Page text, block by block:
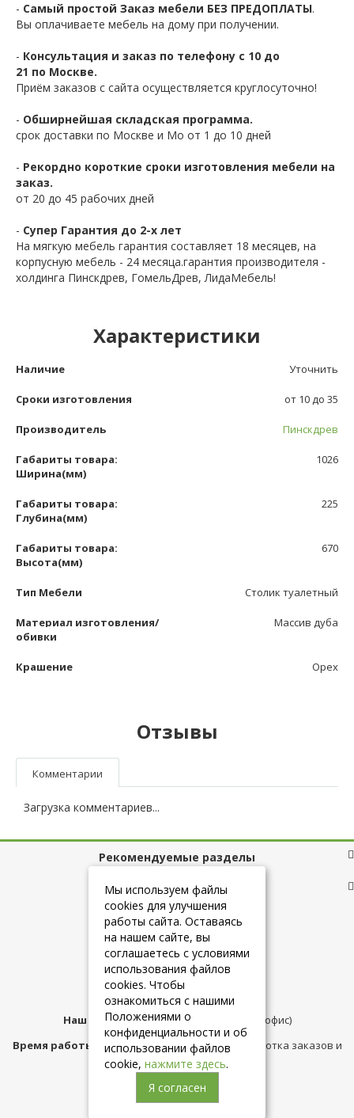
- Самый простой Заказ мебели БЕЗ ПРЕДОПЛАТЫ.
Вы оплачиваете мебель на дому при получении.
- Консультация и заказ по телефону с 10 до
21 по Москве.
Приём заказов с сайта осуществляется круглосуточно!
- Обширнейшая складская программа.
срок доставки по Москве и Мо от 1 до 10 дней
- Рекордно короткие сроки изготовления мебели на
заказ.
от 20 до 45 рабочих дней
- Супер Гарантия до 2-х лет
На мягкую мебель гарантия составляет 18 месяцев, на
корпусную мебель - 24 месяца.гарантия производителя -
холдинга Пинскдрев, ГомельДрев, ЛидаМебель!
Характеристики
Наличие Уточнить
Сроки изготовления от 10 до 35
Производитель Пинскдрев
Габариты товара:
Ширина(мм)
1026
Габариты товара:
Глубина(мм)
225
Габариты товара:
Высота(мм)
670
Тип Мебели Столик туалетный
Материал изготовления/
обивки
Массив дуба
Крашение Орех
Отзывы
Комментарии
Загрузка комментариев...
Рекомендуемые разделы
Полезные ссылки
+7 (925) 084-10-60
Наш адрес:Москва,ул.Плещеева д.12 (офис)
Время работы магазина:с 10:00 до 21:00 (обработка заказов и
консультация)
Мы используем файлы
cookies для улучшения
работы сайта. Оставаясь
на нашем сайте, вы
соглашаетесь с условиями
использования файлов
cookies. Чтобы
ознакомиться с нашими
Положениями о
конфиденциальности и об
использовании файлов
cookie, нажмите здесь.
Я согласен